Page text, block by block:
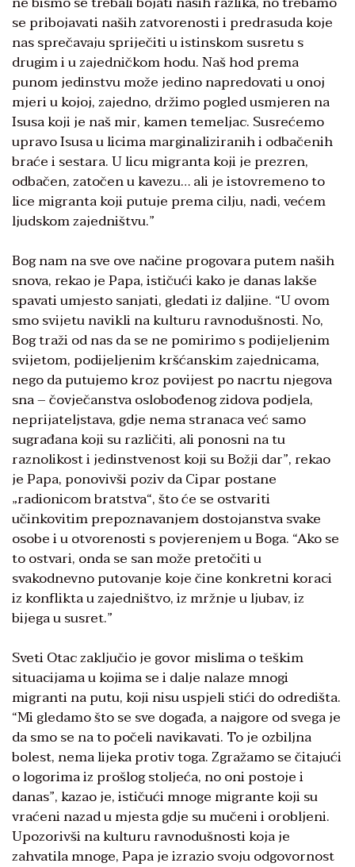
se pribojavati naših zatvorenosti i predrasuda koje
nas sprečavaju spriječiti u istinskom susretu s
drugim i u zajedničkom hodu. Naš hod prema
punom jedinstvu može jedino napredovati u onoj
mjeri u kojoj, zajedno, držimo pogled usmjeren na
Isusa koji je naš mir, kamen temeljac. Susrećemo
upravo Isusa u licima marginaliziranih i odbačenih
braće i sestara. U licu migranta koji je prezren,
odbačen, zatočen u kavezu… ali je istovremeno to
lice migranta koji putuje prema cilju, nadi, većem
ljudskom zajedništvu.”
Bog nam na sve ove načine progovara putem naših
snova, rekao je Papa, ističući kako je danas lakše
spavati umjesto sanjati, gledati iz daljine. “U ovom
smo svijetu navikli na kulturu ravnodušnosti. No,
Bog traži od nas da se ne pomirimo s podijeljenim
svijetom, podijeljenim kršćanskim zajednicama,
nego da putujemo kroz povijest po nacrtu njegova
sna – čovječanstva oslobođenog zidova podjela,
neprijateljstava, gdje nema stranaca već samo
sugrađana koji su različiti, ali ponosni na tu
raznolikost i jedinstvenost koji su Božji dar”, rekao
je Papa, ponovivši poziv da Cipar postane
„radionicom bratstva“, što će se ostvariti
učinkovitim prepoznavanjem dostojanstva svake
osobe i u otvorenosti s povjerenjem u Boga. “Ako se
to ostvari, onda se san može pretočiti u
svakodnevno putovanje koje čine konkretni koraci
iz konflikta u zajedništvo, iz mržnje u ljubav, iz
bijega u susret.”
Sveti Otac zaključio je govor mislima o teškim
situacijama u kojima se i dalje nalaze mnogi
migranti na putu, koji nisu uspjeli stići do odredišta.
“Mi gledamo što se sve događa, a najgore od svega je
da smo se na to počeli navikavati. To je ozbiljna
bolest, nema lijeka protiv toga. Zgražamo se čitajući
o logorima iz prošlog stoljeća, no oni postoje i
danas”, kazao je, ističući mnoge migrante koji su
vraćeni nazad u mjesta gdje su mučeni i orobljeni.
Upozorivši na kulturu ravnodušnosti koja je
zahvatila mnoge, Papa je izrazio svoju odgovornost